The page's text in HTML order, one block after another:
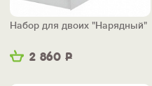
2 860 Р
Набор для двоих "Нарядный"